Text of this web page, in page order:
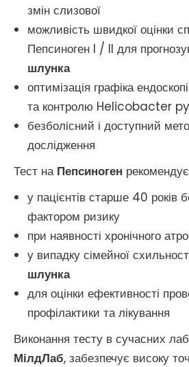
змін слизової
можливість швидкої оцінки
Пепсиноген I / II для
шлунка
оптимізація графіка
та контролю Helicobacter
безболісний і доступний
дослідження
Тест на Пепсиноген
у пацієнтів старше 40 років
фактором ризику
при наявності хронічного
у випадку сімейної
шлунка
для оцінки ефективності
профілактики та лікування
Виконання тесту в сучасних
МілдЛаб, забезпечує високу